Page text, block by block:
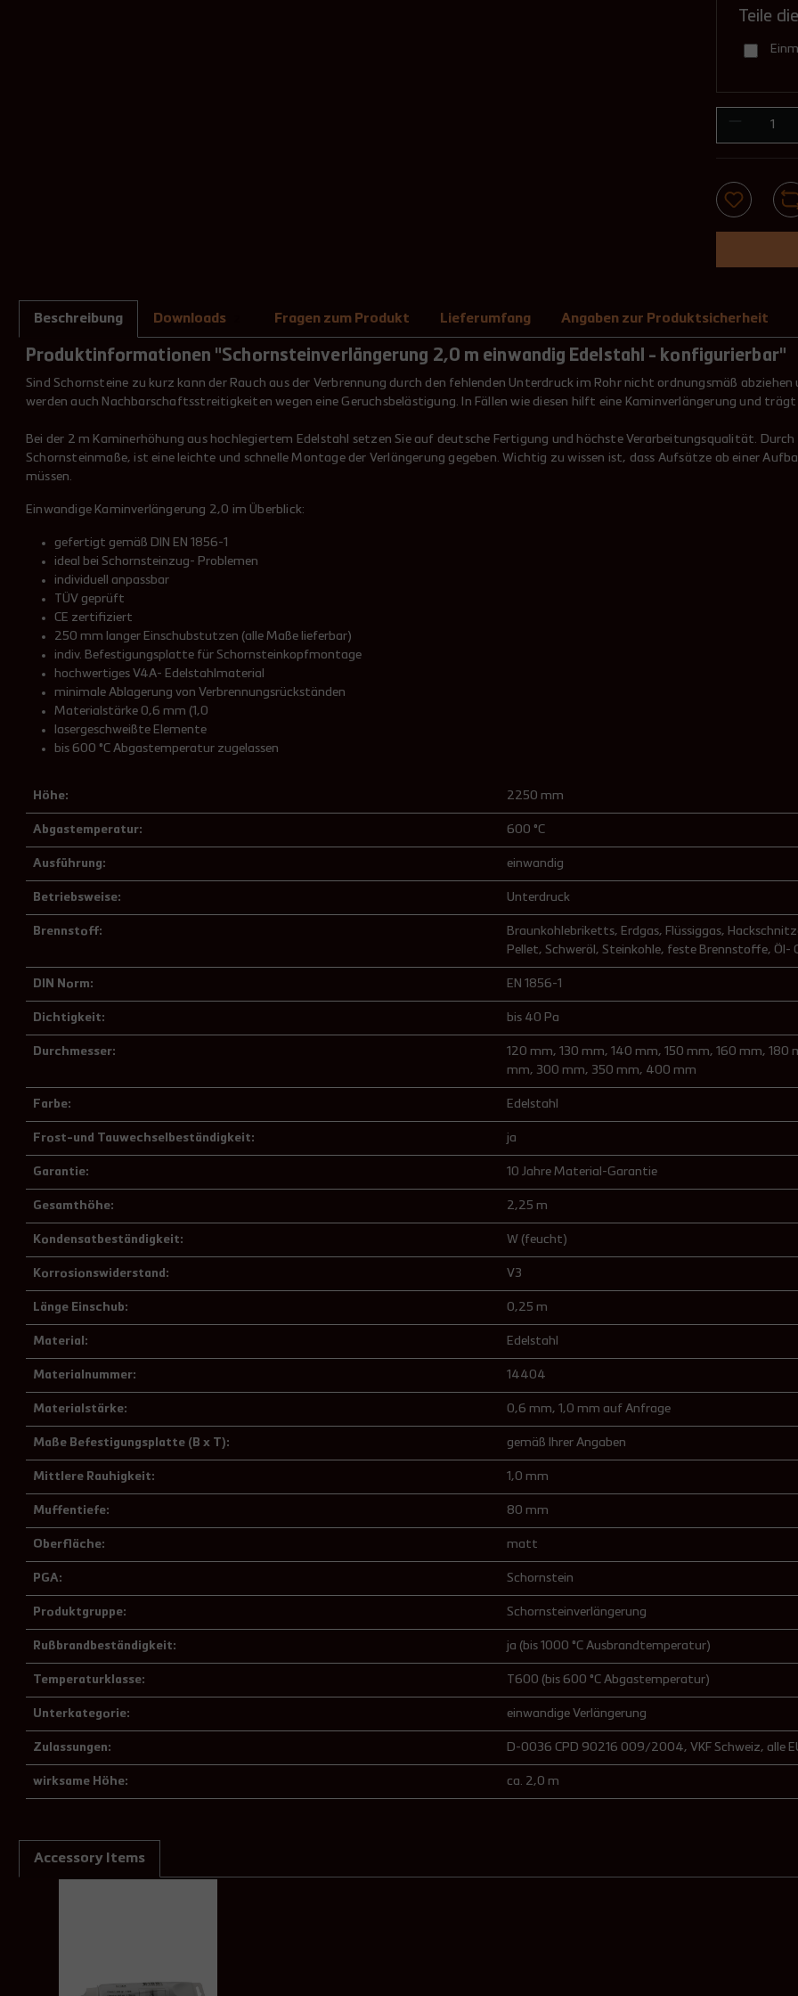
Wir
(z.
den
Wir
(z. B.
Teile
Beschreibung Downloads Fragen zum Produkt Lieferumfang Angaben zur Produktsicherheit
Produktinformationen "Schornsteinverlängerung 2,0 m einwandig Edelstahl - konfigurierbar"
Sind Schornsteine zu kurz kann der Rauch aus der Verbrennung durch den fehlenden Unterdruck im Rohr nicht ordnungsmäß
werden auch Nachbarschaftsstreitigkeiten wegen eine Geruchsbelästigung. In Fällen wie diesen hilft eine Kaminverlängerung und
Bei der 2 m Kaminerhöhung aus hochlegiertem Edelstahl setzen Sie auf deutsche Fertigung und höchste Verarbeitungsqualität.
Schornsteinmaße, ist eine leichte und schnelle Montage der Verlängerung gegeben. Wichtig zu wissen ist, dass Aufsätze ab einer
müssen.
Einwandige Kaminverlängerung 2,0 im Überblick:
gefertigt gemäß DIN EN 1856-1
ideal bei Schornsteinzug- Problemen
individuell anpassbar
TÜV geprüft
CE zertifiziert
250 mm langer Einschubstutzen (alle Maße lieferbar)
indiv. Befestigungsplatte für Schornsteinkopfmontage
hochwertiges V4A- Edelstahlmaterial
minimale Ablagerung von Verbrennungsrückständen
Materialstärke 0,6 mm (1,0
lasergeschweißte Elemente
bis 600 °C Abgastemperatur zugelassen
Höhe: 2250 mm
Abgastemperatur: 600 °C
Ausführung: einwandig
Betriebsweise: Unterdruck
Brennstoff: Braunkohlebriketts, Erdgas, Flüssiggas,
Pellet, Schweröl , Steinkohle, feste Brennstoffe, Öl-
DIN Norm: EN 1856-1
Dichtigkeit: bis 40 Pa
Durchmesser: 120 mm, 130 mm, 140 mm, 150 mm, 160 mm, 180
mm, 300 mm, 350 mm, 400 mm
Farbe: Edelstahl
Frost-und Tauwechselbeständigkeit: ja
Garantie: 10 Jahre Material-Garantie
Gesamthöhe: 2,25 m
Kondensatbeständigkeit: W (feucht)
Korrosionswiderstand: V3
Länge Einschub: 0,25 m
Material: Edelstahl
Materialnummer: 14404
Materialstärke: 0,6 mm, 1,0 mm auf Anfrage
Maße Befestigungsplatte (B x T): gemäß Ihrer Angaben
Mittlere Rauhigkeit: 1,0 mm
Muffentiefe: 80 mm
Oberfläche: matt
PGA: Schornstein
Produktgruppe: Schornsteinverlängerung
Rußbrandbeständigkeit: ja (bis 1000 °C Ausbrandtemperatur)
Temperaturklasse: T600 (bis 600 °C Abgastemperatur)
Unterkategorie: einwandige Verlängerung
Zulassungen: D-0036 CPD 90216 009/2004, VKF Schweiz, alle
wirksame Höhe: ca. 2,0 m
Accessory Items